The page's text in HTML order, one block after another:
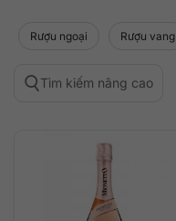
Rượu ngoại Rượu vang
Tìm kiếm nâng cao